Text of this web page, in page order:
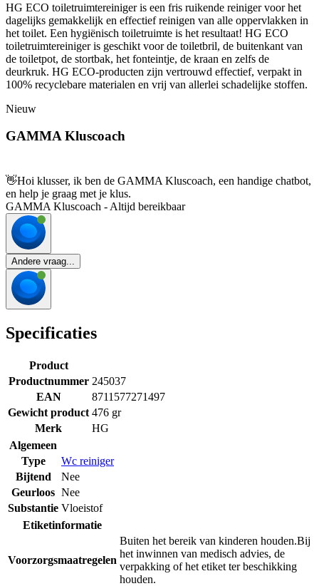
HG ECO toiletruimtereiniger is een fris ruikende reiniger voor het
dagelijks gemakkelijk en effectief reinigen van alle oppervlakken in
het toilet. Een hygiënisch toiletruimte is het resultaat! HG ECO
toiletruimtereiniger is geschikt voor de toiletbril, de buitenkant van
de toiletpot, de stortbak, het fonteintje, de kraan en zelfs de
deurkruk. HG ECO-producten zijn vertrouwd effectief, verpakt in
100% recyclebare materialen en vrij van allerlei schadelijke stoffen.
Nieuw
GAMMA Kluscoach
👋Hoi klusser, ik ben de GAMMA Kluscoach, een handige chatbot,
en help je graag met je klus.
GAMMA Kluscoach - Altijd bereikbaar
Andere vraag...
Specificaties
Product
Productnummer 245037
EAN
8711577271497
Gewicht product 476 gr
Merk
HG
Algemeen
Type
Wc reiniger
Bijtend
Nee
Geurloos Nee
Substantie Vloeistof
Etiketinformatie
Voorzorgsmaatregelen
Buiten het bereik van kinderen houden.Bij
het inwinnen van medisch advies, de
verpakking of het etiket ter beschikking
houden.